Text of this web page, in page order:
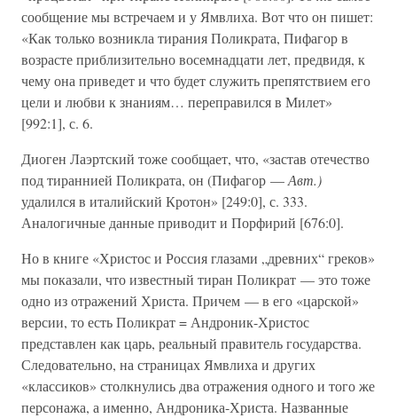
сообщение мы встречаем и у Ямвлиха. Вот что он пишет:
«Как только возникла тирания Поликрата, Пифагор в
возрасте приблизительно восемнадцати лет, предвидя, к
чему она приведет и что будет служить препятствием его
цели и любви к знаниям… переправился в Милет»
[992:1], с. 6.
Диоген Лаэртский тоже сообщает, что, «застав отечество
под тираннией Поликрата, он (Пифагор —Авт.)
удалился в италийский Кротон» [249:0], с. 333.
Аналогичные данные приводит и Порфирий [676:0].
Но в книге «Христос и Россия глазами „древних“ греков»
мы показали, что известный тиран Поликрат — это тоже
одно из отражений Христа. Причем — в его «царской»
версии, то есть Поликрат = Андроник-Христос
представлен как царь, реальный правитель государства.
Следовательно, на страницах Ямвлиха и других
«классиков» столкнулись два отражения одного и того же
персонажа, а именно, Андроника-Христа. Названные